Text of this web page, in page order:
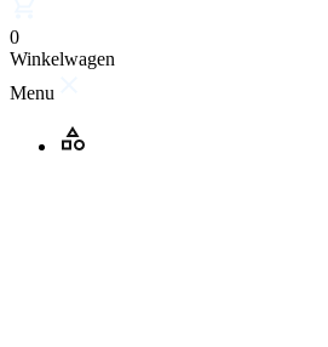
0
Winkelwagen
Menu